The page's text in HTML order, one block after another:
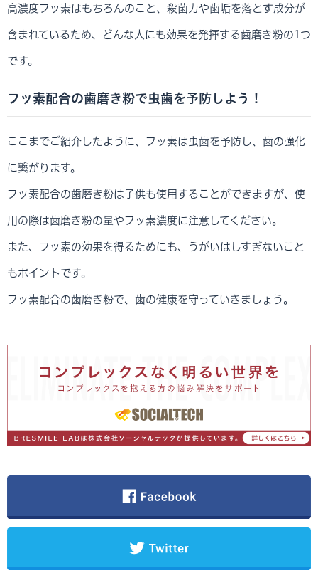
高濃度フッ素はもちろんのこと、殺菌力や歯垢を落とす成分が
含まれているため、どんな人にも効果を発揮する歯磨き粉の1つ
です。
フッ素配合の歯磨き粉で虫歯を予防しよう！
ここまでご紹介したように、フッ素は虫歯を予防し、歯の強化
に繋がります。
フッ素配合の歯磨き粉は子供も使用することができますが、使
用の際は歯磨き粉の量やフッ素濃度に注意してください。
また、フッ素の効果を得るためにも、うがいはしすぎないこと
もポイントです。
フッ素配合の歯磨き粉で、歯の健康を守っていきましょう。